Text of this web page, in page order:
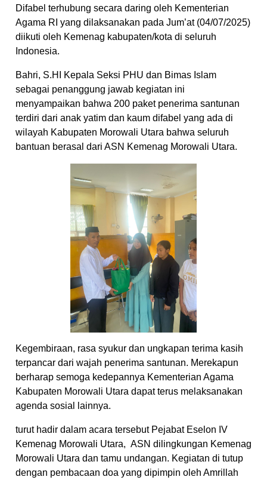
Difabel terhubung secara daring oleh Kementerian
Agama RI yang dilaksanakan pada Jum’at (04/07/2025)
diikuti oleh Kemenag kabupaten/kota di seluruh
Indonesia.
Bahri, S.HI Kepala Seksi PHU dan Bimas Islam
sebagai penanggung jawab kegiatan ini
menyampaikan bahwa 200 paket penerima santunan
terdiri dari anak yatim dan kaum difabel yang ada di
wilayah Kabupaten Morowali Utara bahwa seluruh
bantuan berasal dari ASN Kemenag Morowali Utara.
Kegembiraan, rasa syukur dan ungkapan terima kasih
terpancar dari wajah penerima santunan. Merekapun
berharap semoga kedepannya Kementerian Agama
Kabupaten Morowali Utara dapat terus melaksanakan
agenda sosial lainnya.
turut hadir dalam acara tersebut Pejabat Eselon IV
Kemenag Morowali Utara, ASN dilingkungan Kemenag
Morowali Utara dan tamu undangan. Kegiatan di tutup
dengan pembacaan doa yang dipimpin oleh Amrillah